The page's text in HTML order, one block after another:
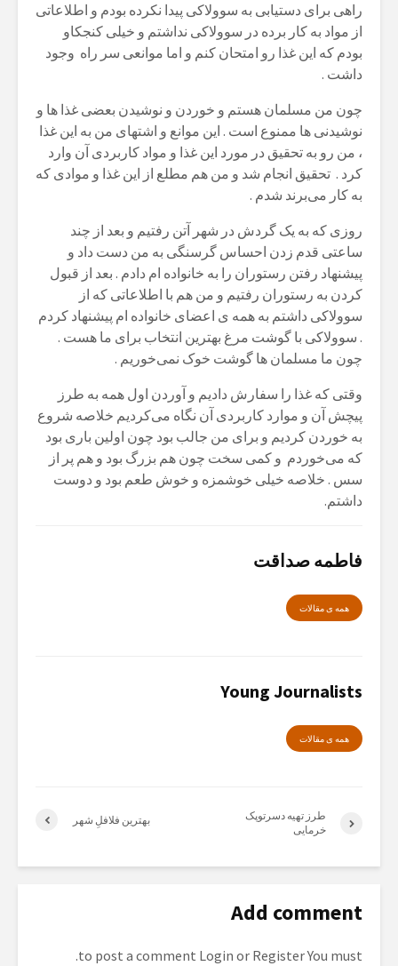
راهی برای دستیابی به سوولاکی پیدا نکرده بودم و اطلاعاتی
از مواد به کار برده در سوولاکی نداشتم و خیلی کنجکاو
بودم که این غذا رو امتحان کنم و اما موانعی سر راه وجود
داشت .
چون من مسلمان هستم و خوردن و نوشیدن بعضی غذا ها و
نوشیدنی ها ممنوع است . این موانع و اشتهای من به این غذا
، من رو به تحقیق در مورد این غذا و مواد کاربردی آن وارد
کرد . تحقیق انجام شد و من هم مطلع از این غذا و موادی که
به کار می‌برند شدم .
روزی که به یک گردش در شهر آتن رفتیم و بعد از چند
ساعتی قدم زدن احساس گرسنگی به من دست داد و
پیشنهاد رفتن رستوران را به خانواده ام دادم . بعد از قبول
کردن به رستوران رفتیم و من هم با اطلاعاتی که از
سوولاکی داشتم به همه ی اعضای خانواده ام پیشنهاد کردم
. سوولاکی با گوشت مرغ بهترین انتخاب برای ما هست .
چون ما مسلمان ها گوشت خوک نمی‌خوریم .
وقتی که غذا را سفارش دادیم و آوردن اول همه به طرز
پیچش آن و موارد کاربردی آن نگاه می‌کردیم خلاصه شروع
به خوردن کردیم و برای من جالب بود چون اولین باری بود
که می‌خوردم و کمی سخت چون هم بزرگ بود و هم پر از
سس . خلاصه خیلی خوشمزه و خوش طعم بود و دوست
داشتم.
فاطمه صداقت
همە ی مقالات
Young Journalists
همە ی مقالات
بهترین فلافلِ شهر
طرز تهیه دسرتوپک
خرمایی
Add comment
You must
Register
Login